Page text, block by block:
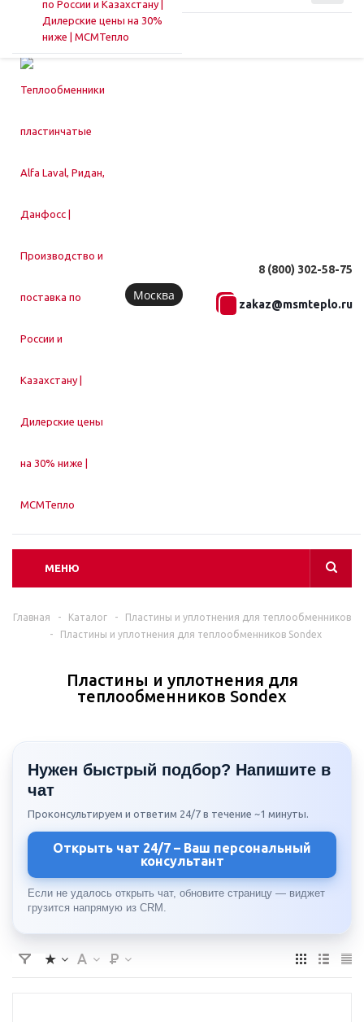
Москва
8 (800) 302-58-75
zakaz@msmteplo.ru
МЕНЮ
Главная - Каталог -
Пластины и уплотнения для теплообменников
-
Пластины и уплотнения для теплообменников Sondex
Пластины и уплотнения для
теплообменников Sondex
Нужен быстрый подбор? Напишите в
чат
Проконсультируем и ответим 24/7 в течение ~1 минуты.
Открыть чат 24/7 – Ваш персональный
консультант
Если не удалось открыть чат, обновите страницу — виджет
грузится напрямую из CRM.